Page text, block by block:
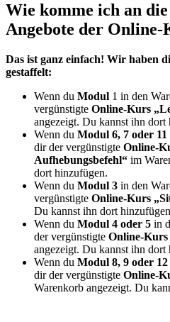
Wie komme ich an
Angebote der Online-
Das ist ganz einfach! Wir haben
gestaffelt:
Wenn du Modul 1 in den
vergünstigte Online-Kurs
angezeigt. Du kannst ihn dort
Wenn du Modul 6, 7 oder 11
dir der vergünstigte Online-
Aufhebungsbefehl“ im
dort hinzufügen.
Wenn du Modul 3 in den
vergünstigte Online-Kurs
Du kannst ihn dort
Wenn du Modul 4 oder 5 in
der vergünstigte Online-Kurs
angezeigt. Du kannst ihn dort
Wenn du Modul 8, 9 oder 12
dir der vergünstigte Online-
Warenkorb angezeigt. Du